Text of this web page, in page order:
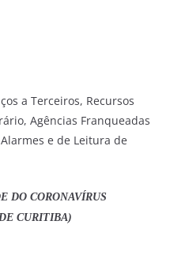
a Terceiros, Recursos
Agências Franqueadas
e de Leitura de
DO CORONAVÍRUS
CURITIBA)